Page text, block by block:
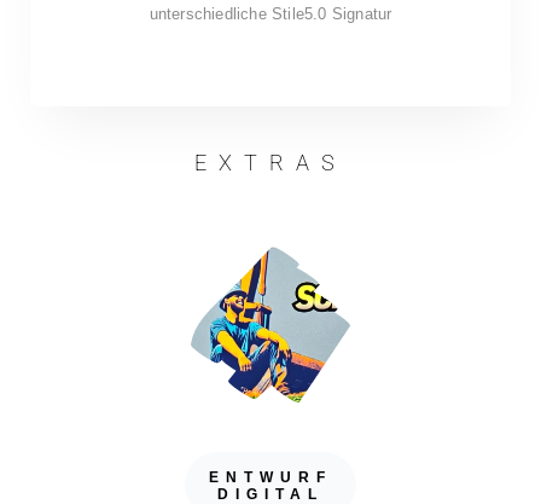
unterschiedliche Stile5.0 Signatur
EXTRAS
ENTWURF
DIGITAL